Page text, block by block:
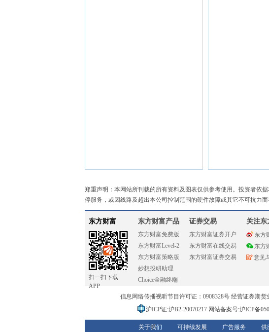
郑重声明：本网站所刊载的所有资料及图表仅供参考使用。投资者依
停服务，或因线路及超出本公司控制范围的硬件故障或其它不可抗力
东方财富
扫一扫下载
APP
东方财富产品
东方财富免费版
东方财富Level-2
东方财富策略版
妙想投研助理
Choice金融终端
证券交易
东方财富证券开户
东方财富在线交易
东方财富证券交易
关注东
东方
东方
意见
信息网络传播视听节目许可证：0908328号 经营证券期货
沪ICP证:沪B2-20070217 网站备案号:沪ICP备
关于我们 可持续发展 广告服务 供